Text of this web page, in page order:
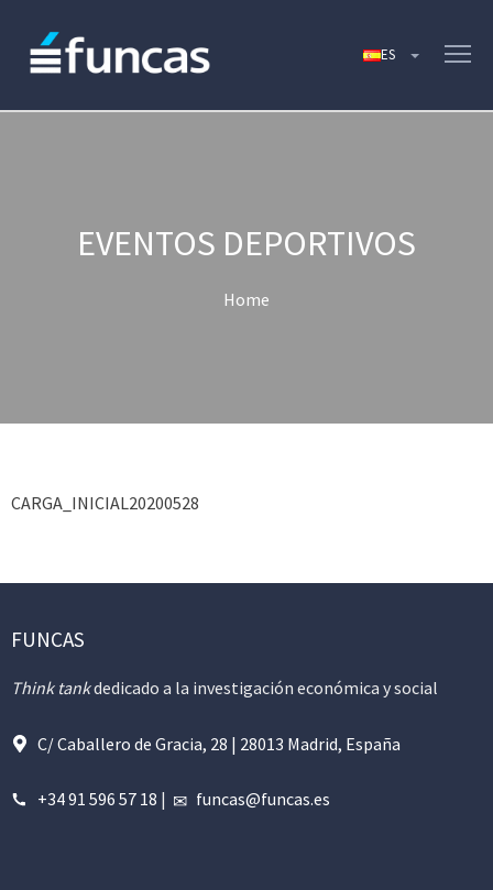
EVENTOS DEPORTIVOS
Home
CARGA_INICIAL20200528
FUNCAS
Think tankdedicado a la investigación económica y social
C/ Caballero de Gracia, 28 | 28013 Madrid, España
+34 91 596 57 18 | funcas@funcas.es